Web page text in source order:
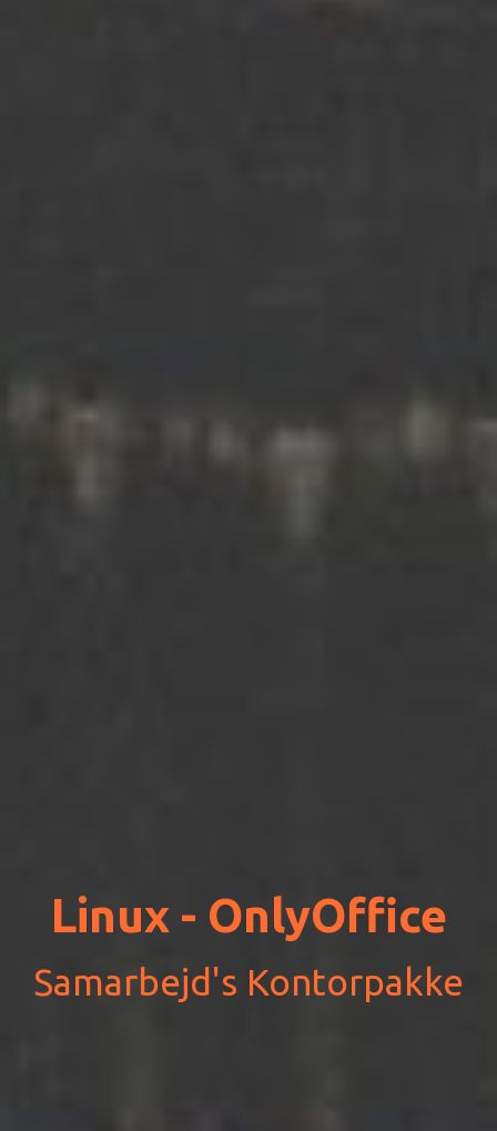
Linux - OnlyOffice
Samarbejd's Kontorpakke